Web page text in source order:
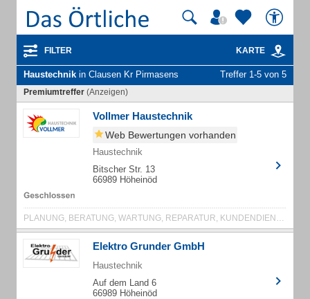
FILTER KARTE
Haustechnik in Clausen Kr Pirmasens Treffer 1-5 von 5
Premiumtreffer (Anzeigen)
Vollmer Haustechnik
Web Bewertungen vorhanden
Haustechnik
Bitscher Str. 13
66989 Höheinöd
PLANUNG, BERATUNG, WARTUNG, REPARATUR, KUNDENDIENST.
Elektro Grunder GmbH
Haustechnik
Auf dem Land 6
66989 Höheinöd